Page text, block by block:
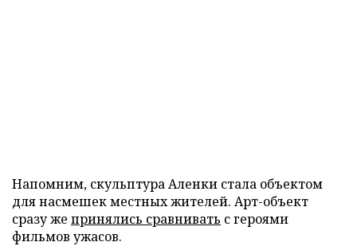
Напомним, скульптура Аленки стала объектом
для насмешек местных жителей. Арт-объект
сразу же принялись сравнивать с героями
фильмов ужасов.